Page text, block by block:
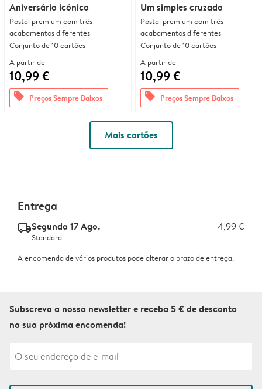
Aniversário icónico
Postal premium com três
acabamentos diferentes
Conjunto de 10 cartões
A partir de
10,99 €
offers Preços Sempre Baixos
Um simples cruzado
Postal premium com três
acabamentos diferentes
Conjunto de 10 cartões
A partir de
10,99 €
offers Preços Sempre Baixos
Mais cartões
Entrega
delivery_standard_v2Segunda 17 Ago. 4,99 €
Standard
A encomenda de vários produtos pode alterar o prazo de entrega.
Subscreva a nossa newsletter e receba 5 € de desconto
na sua próxima encomenda!